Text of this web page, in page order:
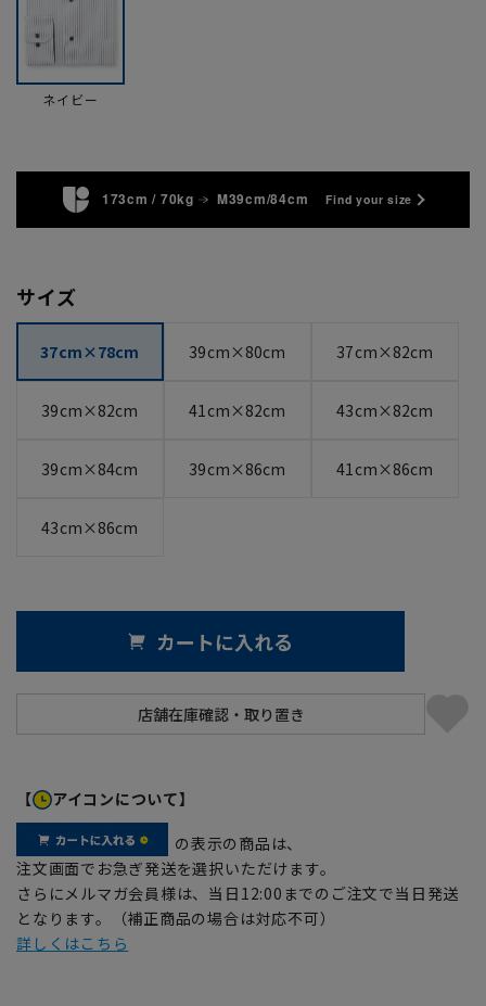
ネイビー
173cm / 70kg M39cm/84cm Find your size
サイズ
37cm×78cm 39cm×80cm 37cm×82cm
39cm×82cm 41cm×82cm 43cm×82cm
39cm×84cm 39cm×86cm 41cm×86cm
43cm×86cm
カートに入れる
【 アイコンについて】
の表示の商品は、
注文画面でお急ぎ発送を選択いただけます。
さらにメルマガ会員様は、当日12:00までのご注文で当日発送
となります。（補正商品の場合は対応不可）
詳しくはこちら